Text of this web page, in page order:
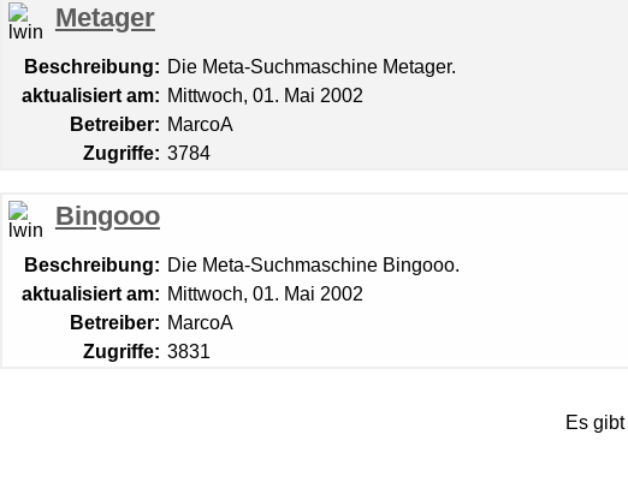
Metager
Beschreibung: Die Meta-Suchmaschine Metager.
aktualisiert am: Mittwoch, 01. Mai 2002
Betreiber: MarcoA
Zugriffe: 3784
Bingooo
Beschreibung: Die Meta-Suchmaschine Bingooo.
aktualisiert am: Mittwoch, 01. Mai 2002
Betreiber: MarcoA
Zugriffe: 3831
Es gibt